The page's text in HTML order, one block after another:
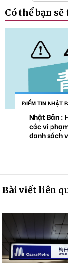
Có thể bạn
ĐIỂM TIN NHẬT
Nhật Bản :
các vi
danh sách
Bài viết liên